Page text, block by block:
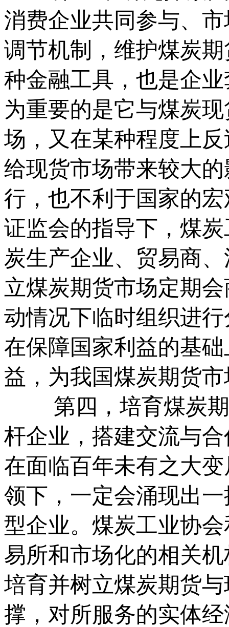
消费企业共同参与、
调节机制，维护煤炭
种金融工具，也是企
为重要的是它与煤炭
场，又在某种程度上
给现货市场带来较大
行，也不利于国家的
证监会的指导下，煤
炭生产企业、贸易商
立煤炭期货市场定期
动情况下临时组织进
在保障国家利益的基
益，为我国煤炭期货
第四，培育煤炭期
杆企业，搭建交流与
在面临百年未有之大
领下，一定会涌现出
型企业。煤炭工业协
易所和市场化的相关
培育并树立煤炭期货
撑，对所服务的实体